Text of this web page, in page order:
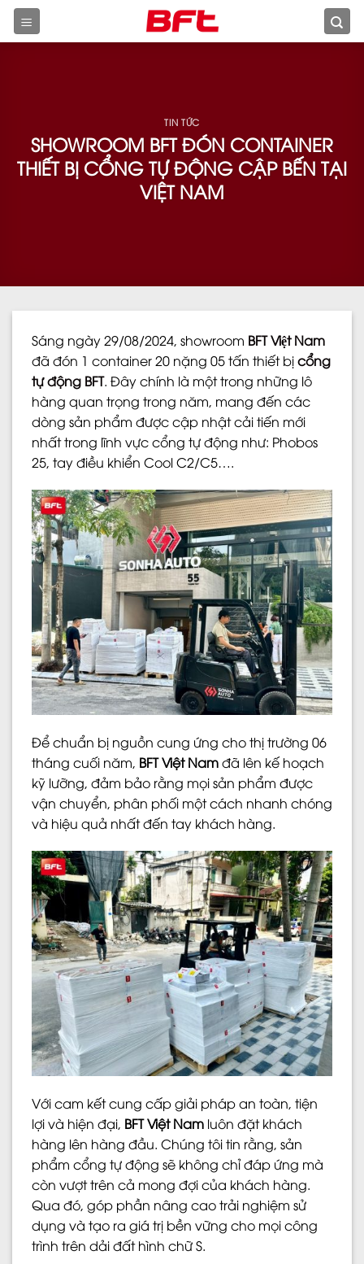
Skip
TIN TỨC
SHOWROOM BFT ĐÓN CONTAINER
THIẾT BỊ CỔNG TỰ ĐỘNG CẬP BẾN TẠI
VIỆT NAM
Sáng ngày 29/08/2024, showroom BFT Việt Nam
đã đón 1 container 20 nặng 05 tấn thiết bịcổng
tự động BFT. Đây chính là một trong những lô
hàng quan trọng trong năm, mang đến các
dòng sản phẩm được cập nhật cải tiến mới
nhất trong lĩnh vực cổng tự động như: Phobos
25, tay điều khiển Cool C2/C5….
Để chuẩn bị nguồn cung ứng cho thị trường 06
tháng cuối năm, BFT Việt Namđã lên kế hoạch
kỹ lưỡng, đảm bảo rằng mọi sản phẩm được
vận chuyển, phân phối một cách nhanh chóng
và hiệu quả nhất đến tay khách hàng.
Với cam kết cung cấp giải pháp an toàn, tiện
lợi và hiện đại, BFT Việt Nam luôn đặt khách
hàng lên hàng đầu. Chúng tôi tin rằng, sản
phẩm cổng tự động sẽ không chỉ đáp ứng mà
còn vượt trên cả mong đợi của khách hàng.
Qua đó, góp phần nâng cao trải nghiệm sử
dụng và tạo ra giá trị bền vững cho mọi công
trình trên dải đất hình chữ S.